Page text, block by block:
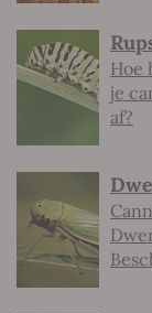
Hoe
je
af?